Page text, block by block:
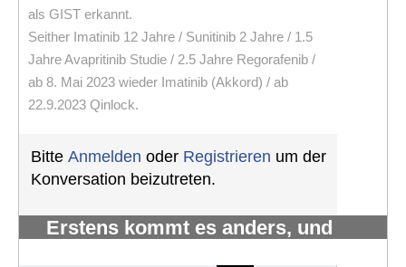
als GIST erkannt.
Seither Imatinib 12 Jahre / Sunitinib 2 Jahre / 1.5
Jahre Avapritinib Studie / 2.5 Jahre Regorafenib /
ab 8. Mai 2023 wieder Imatinib (Akkord) / ab
22.9.2023 Qinlock.
Bitte Anmelden oder Registrieren um der
Konversation beizutreten.
Erstens kommt es anders, und